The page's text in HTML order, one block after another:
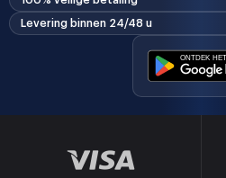
Levering binnen 24/48 u